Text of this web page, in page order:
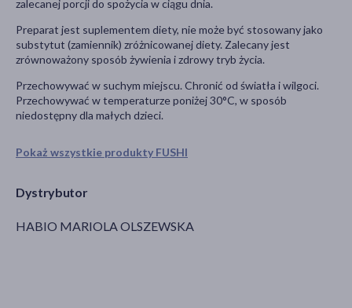
Pokaż wszystkie produkty FUSHI
Dystrybutor
HABIO MARIOLA OLSZEWSKA
zalecanej porcji do spożycia w ciągu dnia.
Preparat jest suplementem diety, nie może być stosowany jako
substytut (zamiennik) zróżnicowanej diety. Zalecany jest
zrównoważony sposób żywienia i zdrowy tryb życia.
Przechowywać w suchym miejscu. Chronić od światła i wilgoci.
Przechowywać w temperaturze poniżej 30°C, w sposób
niedostępny dla małych dzieci.